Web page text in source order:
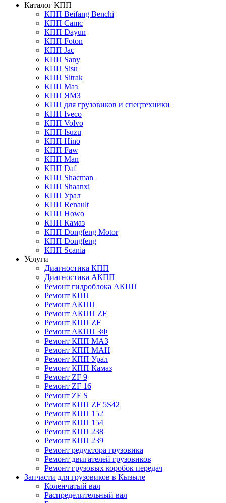
Каталог КПП
КПП Beifang Benchi
КПП Camc
КПП Dayun
КПП Foton
КПП Jac
КПП Sany
КПП Sisu
КПП Sitrak
КПП Маз
КПП ЯМЗ
КПП для грузовиков и спецтехники
КПП Iveco
КПП Volvo
КПП Isuzu
КПП Hino
КПП Faw
КПП Man
КПП Daf
КПП Shacman
КПП Shaanxi
КПП Урал
КПП Renault
КПП Howo
КПП Камаз
КПП Dongfeng Motor
КПП Dongfeng
КПП Scania
Услуги
Диагностика КПП
Диагностика АКПП
Ремонт гидроблока АКПП
Ремонт КПП
Ремонт АКПП
Ремонт АКПП ZF
Ремонт КПП ZF
Ремонт АКПП ЗФ
Ремонт КПП МАЗ
Ремонт КПП МАН
Ремонт КПП Урал
Ремонт КПП Камаз
Ремонт ZF 9
Ремонт ZF 16
Ремонт ZF S
Ремонт КПП ZF 5S42
Ремонт КПП 152
Ремонт КПП 154
Ремонт КПП 238
Ремонт КПП 239
Ремонт редуктора грузовика
Ремонт двигателей грузовиков
Ремонт грузовых коробок передач
Запчасти для грузовиков в Кызыле
Коленчатый вал
Распределительный вал